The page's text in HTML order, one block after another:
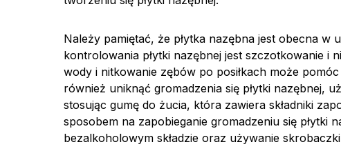
Należy pamiętać, że płytka nazębna jest obecna w
kontrolowania płytki nazębnej jest szczotkowanie i
wody i nitkowanie zębów po posiłkach może
również uniknąć gromadzenia się płytki nazębnej,
stosując gumę do żucia, która zawiera składniki
sposobem na zapobieganie gromadzeniu się płytki
bezalkoholowym składzie oraz używanie